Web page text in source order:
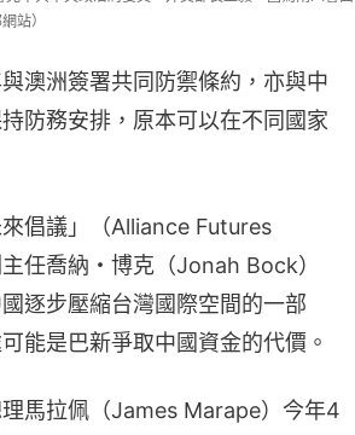
站）
澳洲簽署共同防禦條約，亦與中
防務安排，原本可以在不同國家
倡議」（Alliance Futures
任喬納・博克（Jonah Bock）
逐步壓縮台灣國際空間的一部
能是巴新爭取中國資金的代價。
馬拉佩（James Marape）今年4